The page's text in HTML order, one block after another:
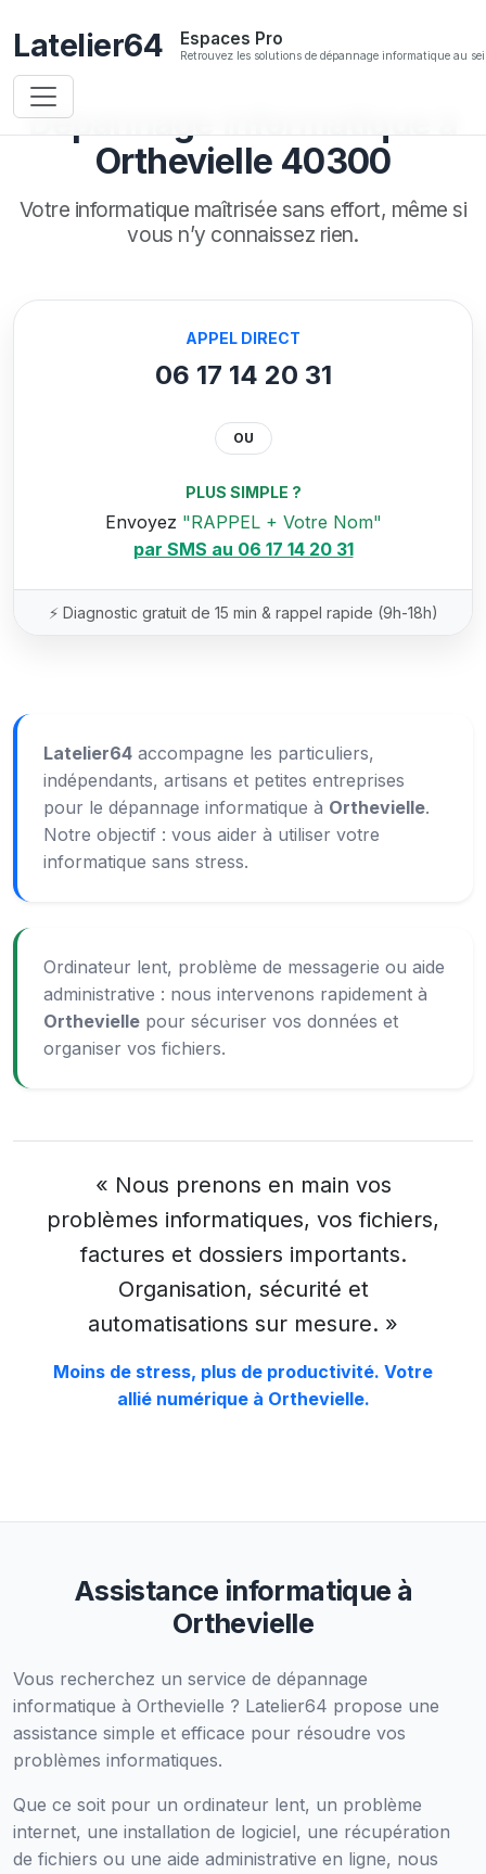
Latelier64 Espaces Pro
Retrouvez les solutions de dépannage informatique au
Dépannage informatique à
Orthevielle 40300
Votre informatique maîtrisée sans effort, même si
vous n’y connaissez rien.
APPEL DIRECT
06 17 14 20 31
OU
PLUS SIMPLE ?
Envoyez "RAPPEL + Votre Nom"
par SMS au 06 17 14 20 31
⚡ Diagnostic gratuit de 15 min & rappel rapide (9h-18h)
Latelier64 accompagne les particuliers,
indépendants, artisans et petites entreprises
pour le dépannage informatique à Orthevielle.
Notre objectif : vous aider à utiliser votre
informatique sans stress.
Ordinateur lent, problème de messagerie ou aide
administrative : nous intervenons rapidement à
Orthevielle pour sécuriser vos données et
organiser vos fichiers.
« Nous prenons en main vos
problèmes informatiques, vos fichiers,
factures et dossiers importants.
Organisation, sécurité et
automatisations sur mesure. »
Moins de stress, plus de productivité. Votre
allié numérique à Orthevielle.
Assistance informatique à
Orthevielle
Vous recherchez un service de dépannage
informatique à Orthevielle ? Latelier64 propose une
assistance simple et efficace pour résoudre vos
problèmes informatiques.
Que ce soit pour un ordinateur lent, un problème
internet, une installation de logiciel, une récupération
de fichiers ou une aide administrative en ligne, nous